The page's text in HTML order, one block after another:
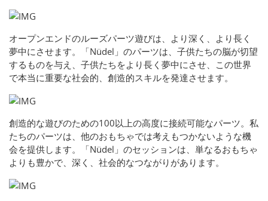
オープンエンドのルーズパーツ遊びは、より深く、より長く
夢中にさせます。「Nüdel」のパーツは、子供たちの脳が切望
するものを与え、子供たちをより長く夢中にさせ、この世界
で本当に重要な社会的、創造的スキルを発達させます。
創造的な遊びのための100以上の高度に接続可能なパーツ。私
たちのパーツは、他のおもちゃでは考えもつかないような機
会を提供します。「Nüdel」のセッションは、単なるおもちゃ
よりも豊かで、深く、社会的なつながりがあります。